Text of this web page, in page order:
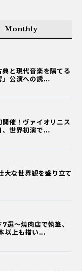
Monthly
と現代音楽を隔てる
」公演への誘...
催！ヴァイオリニス
、世界初演で...
な世界観を盛り立て
選〜焼肉店で執筆、
以上も描い...